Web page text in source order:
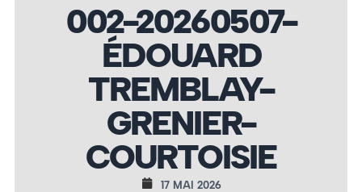
002-20260507-
ÉDOUARD
TREMBLAY-
GRENIER-
COURTOISIE
17 MAI 2026